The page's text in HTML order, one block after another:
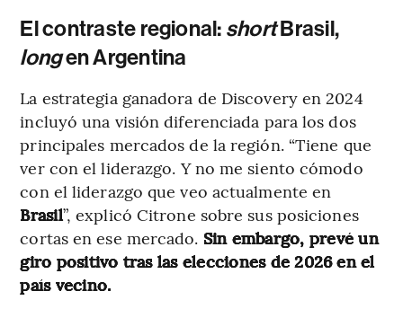
El contraste regional: shortBrasil,
longen Argentina
La estrategia ganadora de Discovery en 2024
incluyó una visión diferenciada para los dos
principales mercados de la región. “Tiene que
ver con el liderazgo. Y no me siento cómodo
con el liderazgo que veo actualmente en
Brasil”, explicó Citrone sobre sus posiciones
cortas en ese mercado. Sin embargo, prevé un
giro positivo tras las elecciones de 2026 en el
país vecino.